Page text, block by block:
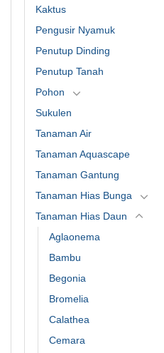
Kaktus
Pengusir Nyamuk
Penutup Dinding
Penutup Tanah
Pohon
Sukulen
Tanaman Air
Tanaman Aquascape
Tanaman Gantung
Tanaman Hias Bunga
Tanaman Hias Daun
Aglaonema
Bambu
Begonia
Bromelia
Calathea
Cemara